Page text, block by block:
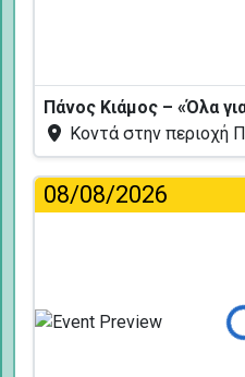
Πάνος Κιάμος – «Όλα
Κοντά στην περιοχή
08/08/2026